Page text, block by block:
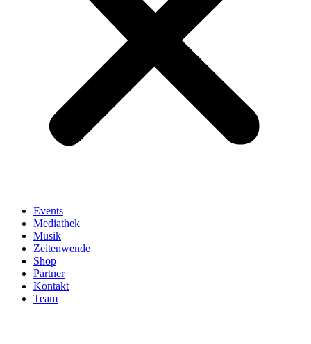
Events
Mediathek
Musik
Zeitenwende
Shop
Partner
Kontakt
Team